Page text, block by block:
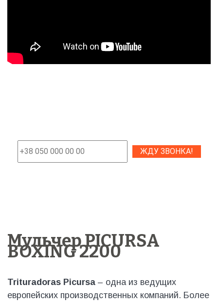
Мульчер PICURSA
BOXING 2200
Trituradoras Picursa – одна из ведущих
европейских производственных компаний. Более